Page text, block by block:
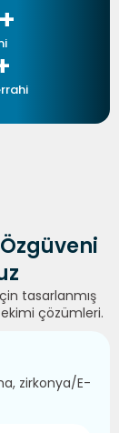
+
tasarlanmış
çözümleri.
zirkonya/E-